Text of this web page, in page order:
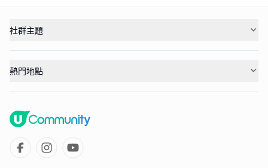
社群主題
熱門地點